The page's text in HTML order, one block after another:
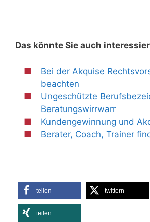
Das könnte Sie auch
Bei der Akquise
beachten
Ungeschützte
Beratungswirrwarr
Kundengewinnung und
Berater, Coach, Trainer
teilen twittern
teilen